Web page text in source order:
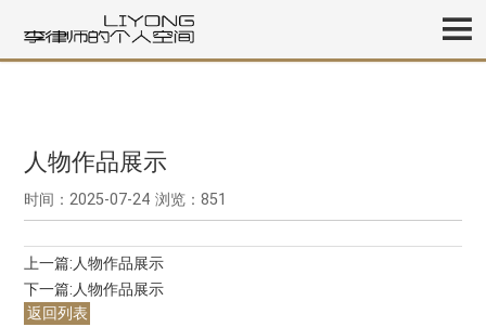
人物作品展示
时间：2025-07-24 浏览：851
上一篇:人物作品展示
下一篇: 人物作品展示
返回列表